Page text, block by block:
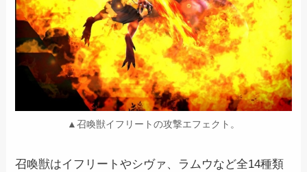
▲召喚獣イフリートの攻撃エフェクト。
召喚獣はイフリートやシヴァ、ラムウなど全14種類